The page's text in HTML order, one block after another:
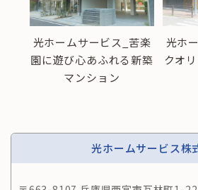
光ホームサービス_苦楽
園に遊び心あふれる新築
マンション
光ホ
クオ
光ホームサービス株